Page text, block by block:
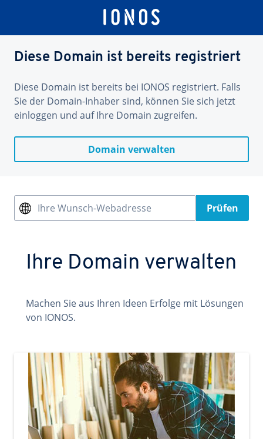
Diese Domain ist bereits registriert
Diese Domain ist bereits bei IONOS registriert. Falls
Sie der Domain-Inhaber sind, können Sie sich jetzt
einloggen und auf Ihre Domain zugreifen.
Domain verwalten
Ihre Wunsch-Webadresse Prüfen
Ihre Domain verwalten
Machen Sie aus Ihren Ideen Erfolge mit Lösungen
von IONOS.